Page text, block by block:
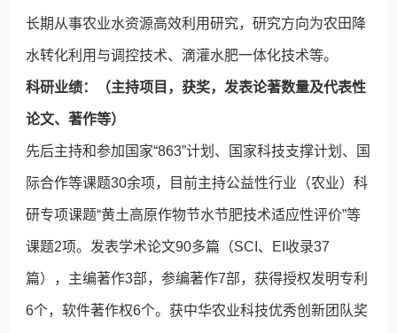
长期从事农业水资源高效利用研究，研究方向为农田降
水转化利用与调控技术、滴灌水肥一体化技术等。
科研业绩：（主持项目，获奖，发表论著数量及代表性
论文、著作等）
先后主持和参加国家“863”计划、国家科技支撑计划、国
际合作等课题30余项，目前主持公益性行业（农业）科
研专项课题“黄土高原作物节水节肥技术适应性评价”等
课题2项。发表学术论文90多篇（SCI、EI收录37
篇），主编著作3部，参编著作7部，获得授权发明专利
6个，软件著作权6个。获中华农业科技优秀创新团队奖